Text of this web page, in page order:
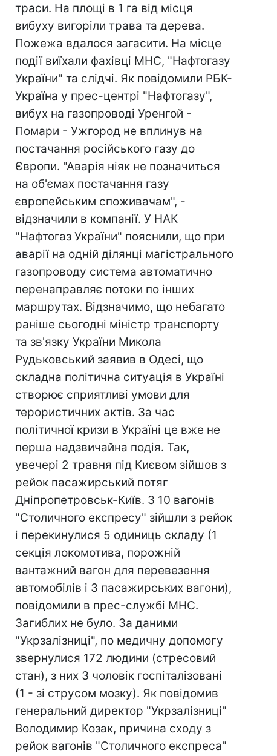
траси. На площі в 1 га від місця
вибуху вигоріли трава та дерева.
Пожежа вдалося загасити. На місце
події виїхали фахівці МНС, "Нафтогазу
України" та слідчі. Як повідомили РБК-
Україна у прес-центрі "Нафтогазу",
вибух на газопроводі Уренгой -
Помари - Ужгород не вплинув на
постачання російського газу до
Європи. "Аварія ніяк не позначиться
на об'ємах постачання газу
європейським споживачам", -
відзначили в компанії. У НАК
"Нафтогаз України" пояснили, що при
аварії на одній ділянці магістрального
газопроводу система автоматично
перенаправляє потоки по інших
маршрутах. Відзначимо, що небагато
раніше сьогодні міністр транспорту
та зв'язку України Микола
Рудьковський заявив в Одесі, що
складна політична ситуація в Україні
створює сприятливі умови для
терористичних актів. За час
політичної кризи в Україні це вже не
перша надзвичайна подія. Так,
увечері 2 травня під Києвом зійшов з
рейок пасажирський потяг
Дніпропетровськ-Київ. З 10 вагонів
"Столичного експресу" зійшли з рейок
і перекинулися 5 одиниць складу (1
секція локомотива, порожній
вантажний вагон для перевезення
автомобілів і 3 пасажирських вагони),
повідомили в прес-службі МНС.
Загиблих не було. За даними
"Укрзалізниці", по медичну допомогу
звернулися 172 людини (стресовий
стан), з них 3 чоловік госпіталізовані
(1 - зі струсом мозку). Як повідомив
генеральний директор "Укрзалізниці"
Володимир Козак, причина сходу з
рейок вагонів "Столичного експреса"